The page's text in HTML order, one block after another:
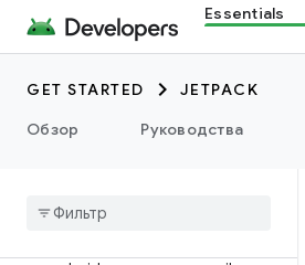
Essentials
GET STARTED
JETPACK
Обзор
Руководства
androidx.camera.viewfinder
androidx.car
androidx.car.app
androidx.cardview